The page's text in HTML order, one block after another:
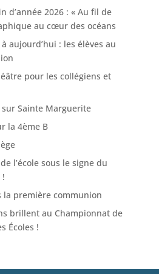
d’année 2026 : « Au fil de
au cœur des océans
aujourd’hui : les élèves au
pour les collégiens et
Sainte Marguerite
la 4ème B
l’école sous le signe du
la première communion
brillent au Championnat de
Écoles !